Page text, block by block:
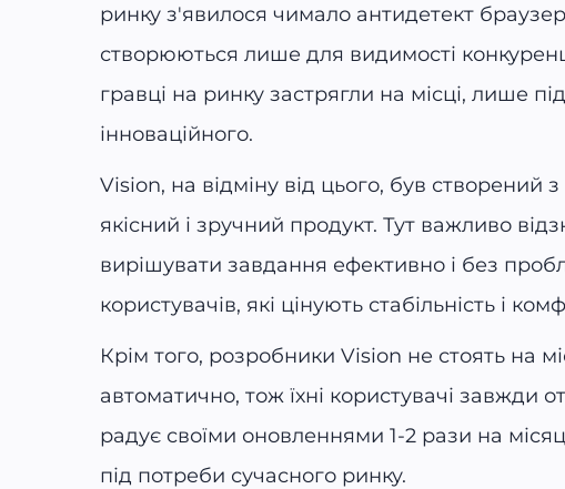
ринку з'явилося чимало антидетект
створюються лише для видимості
гравці на ринку застрягли на місці, лише
інноваційного.
Vision, на відміну від цього, був
якісний і зручний продукт. Тут важливо
вирішувати завдання ефективно і без
користувачів, які цінують стабільність і
Крім того, розробники Vision не стоять на
автоматично, тож їхні користувачі завжди
радує своїми оновленнями 1-2 рази на
під потреби сучасного ринку.